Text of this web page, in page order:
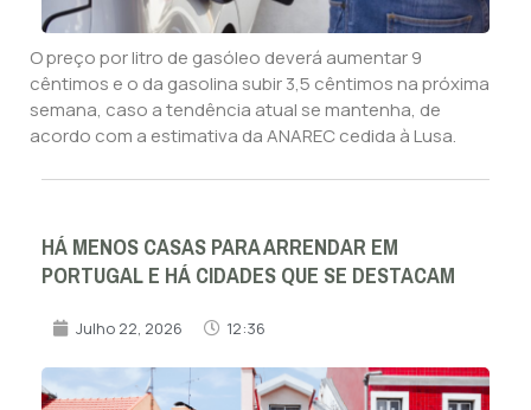
O preço por litro de gasóleo deverá aumentar 9
cêntimos e o da gasolina subir 3,5 cêntimos na próxima
semana, caso a tendência atual se mantenha, de
acordo com a estimativa da ANAREC cedida à Lusa.
HÁ MENOS CASAS PARA ARRENDAR EM
PORTUGAL E HÁ CIDADES QUE SE DESTACAM
Julho 22, 2026 12:36